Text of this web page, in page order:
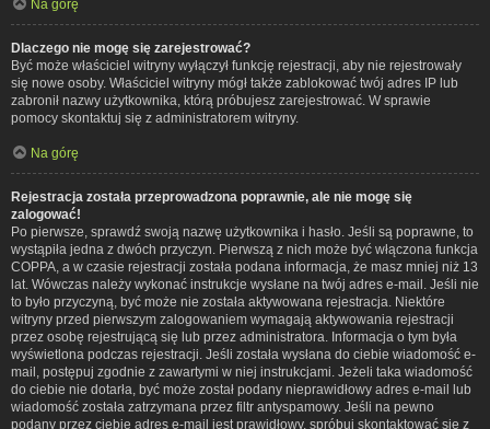
Na górę
Dlaczego nie mogę się zarejestrować?
Być może właściciel witryny wyłączył funkcję rejestracji, aby nie rejestrowały
się nowe osoby. Właściciel witryny mógł także zablokować twój adres IP lub
zabronił nazwy użytkownika, którą próbujesz zarejestrować. W sprawie
pomocy skontaktuj się z administratorem witryny.
Na górę
Rejestracja została przeprowadzona poprawnie, ale nie mogę się
zalogować!
Po pierwsze, sprawdź swoją nazwę użytkownika i hasło. Jeśli są poprawne, to
wystąpiła jedna z dwóch przyczyn. Pierwszą z nich może być włączona funkcja
COPPA, a w czasie rejestracji została podana informacja, że masz mniej niż 13
lat. Wówczas należy wykonać instrukcje wysłane na twój adres e-mail. Jeśli nie
to było przyczyną, być może nie została aktywowana rejestracja. Niektóre
witryny przed pierwszym zalogowaniem wymagają aktywowania rejestracji
przez osobę rejestrującą się lub przez administratora. Informacja o tym była
wyświetlona podczas rejestracji. Jeśli została wysłana do ciebie wiadomość e-
mail, postępuj zgodnie z zawartymi w niej instrukcjami. Jeżeli taka wiadomość
do ciebie nie dotarła, być może został podany nieprawidłowy adres e-mail lub
wiadomość została zatrzymana przez filtr antyspamowy. Jeśli na pewno
podany przez ciebie adres e-mail jest prawidłowy, spróbuj skontaktować się z